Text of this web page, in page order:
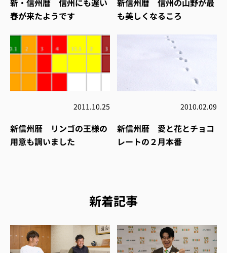
春が来たようです
も美しくなるころ
2011.10.25
新信州暦 リンゴの王様の
用意も調いました
2010.02.09
新信州暦 愛と花とチョコ
レートの２月本番
新着記事